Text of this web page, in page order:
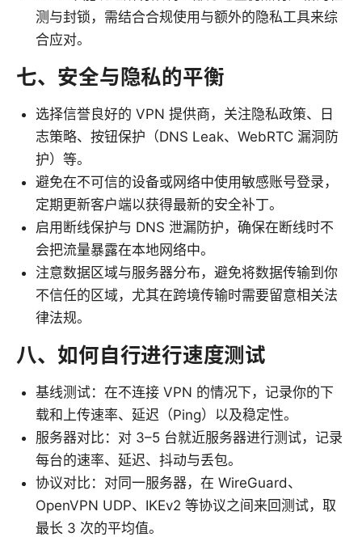
测与封锁，需结合合规使用与额外的隐私工具来综
合应对。
七、安全与隐私的平衡
选择信誉良好的 VPN 提供商，关注隐私政策、日
志策略、按钮保护（DNS Leak、WebRTC 漏洞防
护）等。
避免在不可信的设备或网络中使用敏感账号登录，
定期更新客户端以获得最新的安全补丁。
启用断线保护与 DNS 泄漏防护，确保在断线时不
会把流量暴露在本地网络中。
注意数据区域与服务器分布，避免将数据传输到你
不信任的区域，尤其在跨境传输时需要留意相关法
律法规。
八、如何自行进行速度测试
基线测试：在不连接 VPN 的情况下，记录你的下
载和上传速率、延迟（Ping）以及稳定性。
服务器对比：对 3–5 台就近服务器进行测试，记录
每台的速率、延迟、抖动与丢包。
协议对比：对同一服务器，在 WireGuard、
OpenVPN UDP、IKEv2 等协议之间来回测试，取
最长 3 次的平均值。